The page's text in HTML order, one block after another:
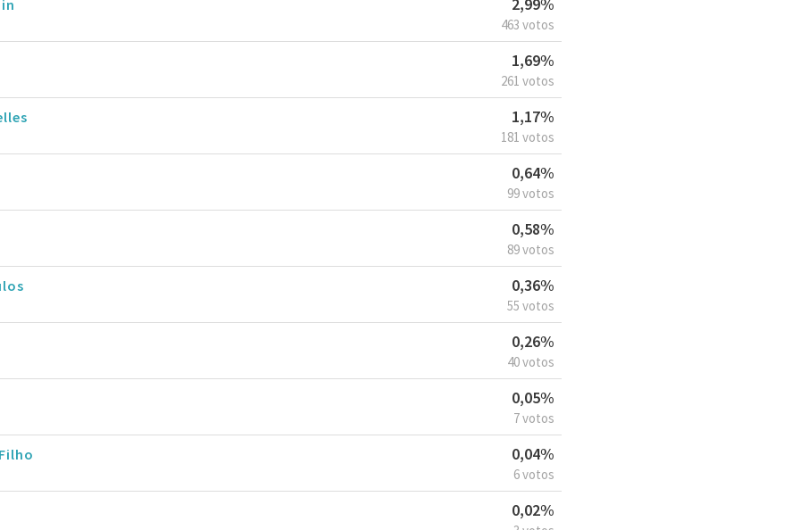
463 votos
1,69%
261 votos
1,17%
181 votos
0,64%
99 votos
0,58%
89 votos
0,36%
55 votos
0,26%
40 votos
0,05%
7 votos
0,04%
6 votos
0,02%